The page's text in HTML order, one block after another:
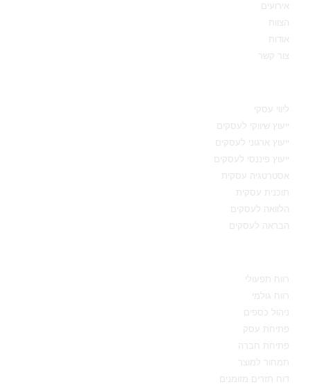
אירועים
הצוות
אודות
צור קשר
ליווי עסקי
ייעוץ שיווקי לעסקים
ייעוץ ארגוני לעסקים
ייעוץ פיננסי לעסקים
אסטרטגיה עסקית
תוכנית עסקית
הלוואה לעסקים
הבראה לעסקים
רווח תפעולי
רווח גולמי
ניהול כספים
פתיחת עסק
פתיחת חברה
תמחור למוצר
דוח תזרים מזומנים